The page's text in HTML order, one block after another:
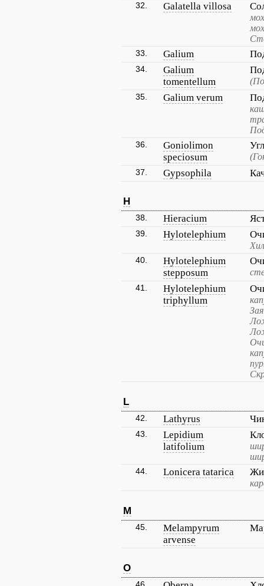
32. Galatella villosa
33. Galium
34.
Galium
tomentellum
35. Galium verum
36.
Goniolimon
speciosum
37. Gypsophila
H
38. Hieracium
39. Hylotelephium
40.
Hylotelephium
stepposum
41.
Hylotelephium
triphyllum
L
42. Lathyrus
43.
Lepidium
latifolium
44. Lonicera tatarica
M
45.
Melampyrum
arvense
O